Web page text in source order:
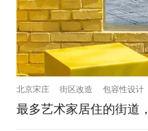
北京宋庄 街区改造 包容性设计
最多艺术家居住的街道